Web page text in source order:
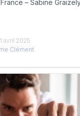
– Sabine
avril 2025
Clément